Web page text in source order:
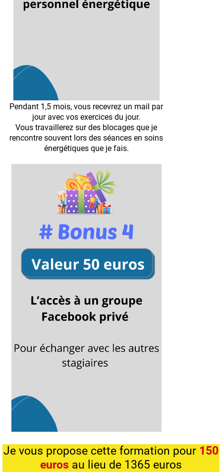
Pendant 1,5 mois, vous recevrez un mail par
jour avec vos exercices du jour.
Vous travaillerez sur des blocages que je
rencontre souvent lors des séances en soins
énergétiques que je fais.
Je vous propose cette formation pour 150
euros au lieu de 1365 euros